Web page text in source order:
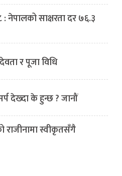
: नेपालको साक्षरता दर ७६.३
र पूजा विधि
देख्दा के हुन्छ ? जानौं
राजीनामा स्वीकृतसँगै